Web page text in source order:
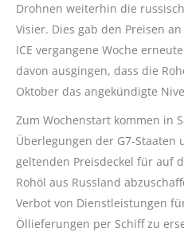
Drohnen weiterhin die
Visier. Dies gab den Preisen
ICE vergangene Woche
davon ausgingen, dass die
Oktober das angekündigte
Zum Wochenstart kommen in
Überlegungen der G7-
geltenden Preisdeckel für auf
Rohöl aus Russland
Verbot von Dienstleistungen
Öllieferungen per Schiff zu